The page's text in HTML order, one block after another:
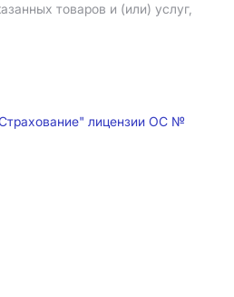
товаров и (или) услуг,
лицензии ОС №